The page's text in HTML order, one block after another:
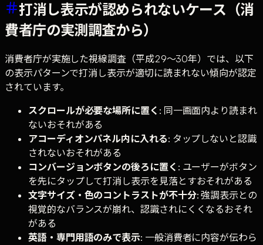
打消し表示が認められないケース（消
費者庁の実測調査から）
消費者庁が実施した視線調査（平成29〜30年）では、以下
の表示パターンで打消し表示が適切に読まれない傾向が認定
されています。
スクロールが必要な場所に置く : 同一画面内より読まれ
ないおそれがある
アコーディオンパネル内に入れる: タップしないと認識
されないおそれがある
コンバージョンボタンの後ろに置く : ユーザーがボタン
を先にタップして打消し表示を見落とすおそれがある
文字サイズ・色のコントラストが不十分: 強調表示との
視覚的なバランスが崩れ、認識されにくくなるおそれ
がある
英語・専門用語のみで表示: 一般消費者に内容が伝わら